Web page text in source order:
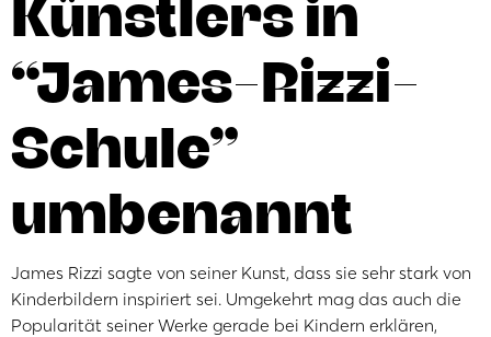
“James-Rizzi-
Schule”
umbenannt
James Rizzi sagte von seiner Kunst, dass sie sehr stark von
Kinderbildern inspiriert sei. Umgekehrt mag das auch die
Popularität seiner Werke gerade bei Kindern erklären,